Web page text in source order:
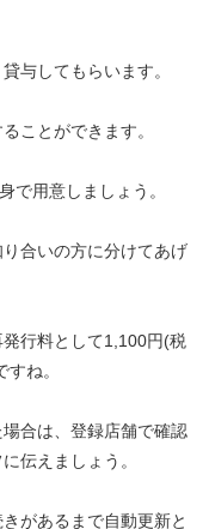
与してもらいます。
ことができます。
で用意しましょう。
合いの方に分けてあげ
行料として1,100円(税
ね。
合は、登録店舗で確認
伝えましょう。
があるまで自動更新と